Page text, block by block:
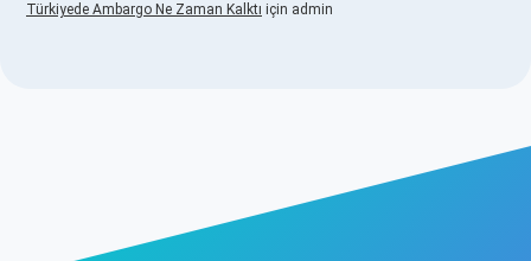
Türkiyede Ambargo Ne Zaman Kalktı için admin